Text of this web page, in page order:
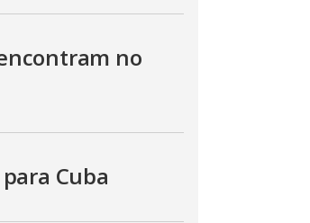
no
Cuba